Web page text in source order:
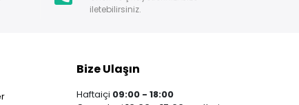
iletebilirsiniz.
Bize Ulaşın
Haftaiçi 09:00 - 18:00